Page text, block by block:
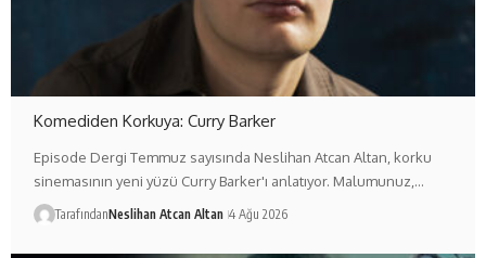
Komediden Korkuya: Curry Barker
Episode Dergi Temmuz sayısında Neslihan Atcan Altan, korku
sinemasının yeni yüzü Curry Barker'ı anlatıyor. Malumunuz,…
TarafındanNeslihan Atcan Altan 4 Ağu 2026